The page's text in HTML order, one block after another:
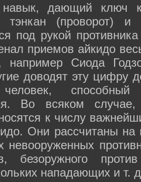
навык, дающий ключ
тэнкан (проворот)
под рукой
приемов айкидо
например Сиода
доводят эту цифру
Во всяком
к числу
Они рассчитаны
невооруженных
безоружного
нападающих и т.